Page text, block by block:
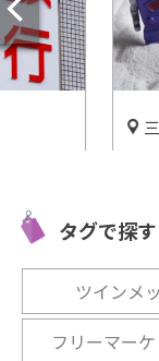
ら見
開催中
タグで探す
ツインメ
フリーマー